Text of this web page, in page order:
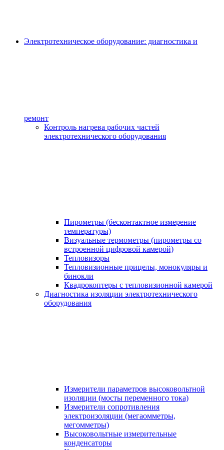
Электротехническое оборудование: диагностика и
ремонт
Контроль нагрева рабочих частей
электротехнического оборудования
Пирометры (бесконтактное измерение
температуры)
Визуальные термометры (пирометры со
встроенной цифровой камерой)
Тепловизоры
Тепловизионные прицелы, монокуляры и
бинокли
Квадрокоптеры с тепловизионной камерой
Диагностика изоляции электротехнического
оборудования
Измерители параметров высоковольтной
изоляции (мосты переменного тока)
Измерители сопротивления
электроизоляции (мегаомметры,
мегомметры)
Высоковольтные измерительные
конденсаторы